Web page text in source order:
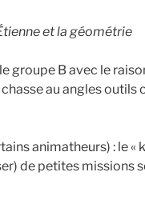
et la géométrie
groupe B avec le
au angles
animatheurs) : le «
de petites missions